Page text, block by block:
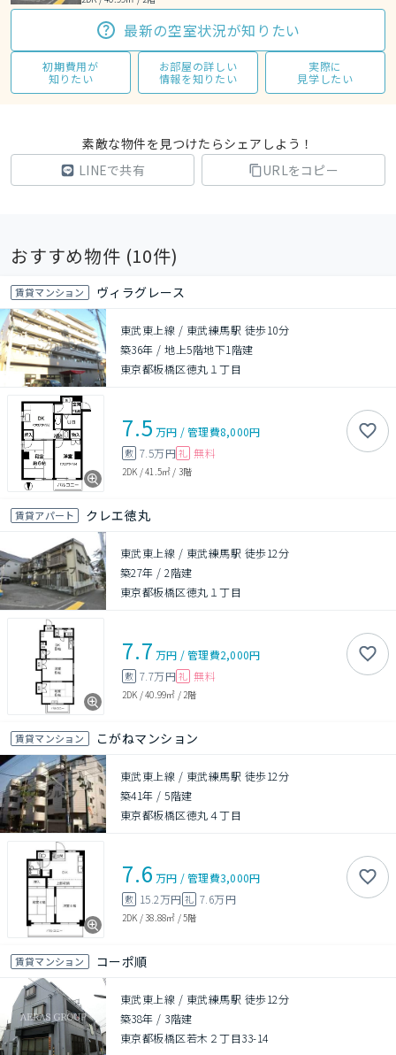
最新の空室状況が知りたい
初期費用が
知りたい
お部屋の詳しい
情報を知りたい
実際に
見学したい
素敵な物件を見つけたらシェアしよう！
LINEで共有
URLをコピー
おすすめ物件 (10件)
賃貸マンション ヴィラグレース
東武東上線 / 東武練馬駅 徒歩10分
築36年 /地上5階地下1階建
東京都板橋区徳丸１丁目
7.5 万円 /管理費8,000円
敷 7.5万円 礼 無料
2DK /41.5㎡ / 3階
賃貸アパート クレエ徳丸
東武東上線 / 東武練馬駅 徒歩12分
築27年 /2階建
東京都板橋区徳丸１丁目
7.7 万円 /管理費2,000円
敷 7.7万円 礼 無料
2DK /40.99㎡ / 2階
賃貸マンション こがねマンション
東武東上線 / 東武練馬駅 徒歩12分
築41年 /5階建
東京都板橋区徳丸４丁目
7.6 万円 /管理費3,000円
敷 15.2万円 礼 7.6万円
2DK /38.88㎡ /5階
賃貸マンション コーポ順
東武東上線 / 東武練馬駅 徒歩12分
築38年 / 3階建
東京都板橋区若木２丁目33-14